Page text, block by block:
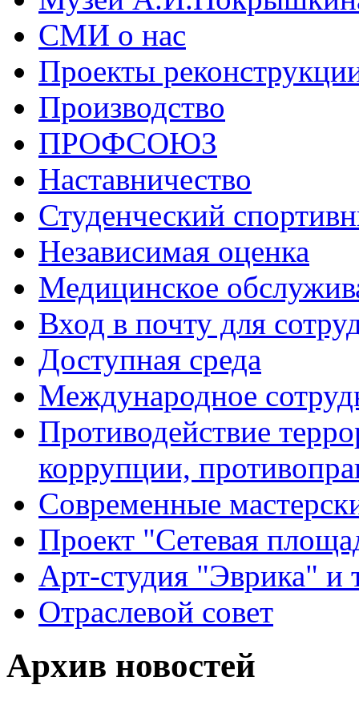
СМИ о нас
Проекты
Производство
ПРОФСОЮЗ
Наставничество
Студенческий
Независимая оценка
Медицинское
Вход в почту для
Доступная среда
Международное
Противодействие
коррупции,
Современные
Проект "Сетевая
Арт-студия "Эврика" и
Отраслевой совет
Архив новостей